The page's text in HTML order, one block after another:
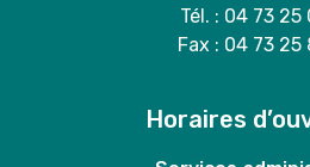
Tél. : 04 73 25
Fax : 04 73 25
Horaires